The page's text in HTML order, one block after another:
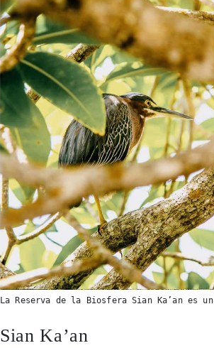
La Reserva de la Biosfera Sian Ka’an es
Sian Ka’an